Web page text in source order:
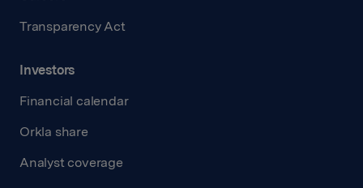
Transparency Act
Investors
Financial calendar
Orkla share
Analyst coverage